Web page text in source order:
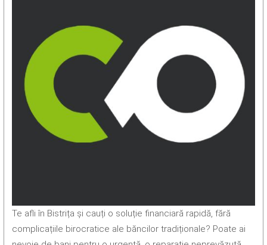
Te afli în Bistrița și cauți o soluție financiară rapidă, fără
complicațiile birocratice ale băncilor tradiționale? Poate ai